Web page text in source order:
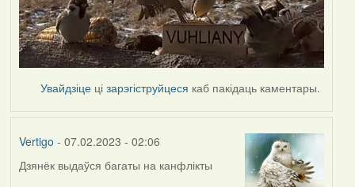
Увайдзіце цізарэгіструйцеся каб пакідаць каментары.
Vertigo - 07.02.2023 - 02:06
Дзянёк выдаўся багаты на канфлікты